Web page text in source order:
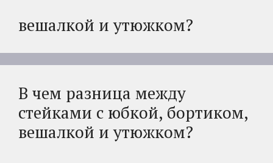
вешалкой и утюжком?
В чем разница между
стейками с юбкой, бортиком,
вешалкой и утюжком?